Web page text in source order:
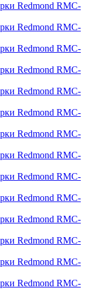
Redmond RMC-
Redmond RMC-
Redmond RMC-
Redmond RMC-
Redmond RMC-
Redmond RMC-
Redmond RMC-
Redmond RMC-
Redmond RMC-
Redmond RMC-
Redmond RMC-
Redmond RMC-
Redmond RMC-
Redmond RMC-